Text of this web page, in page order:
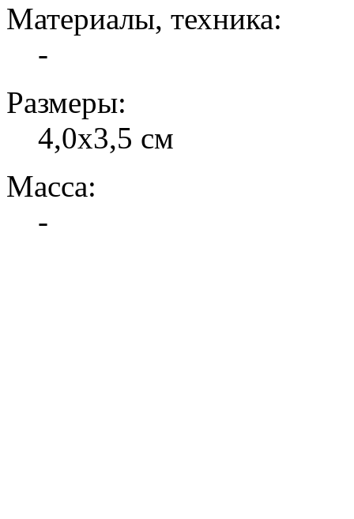
Материалы, техника:
-
Размеры:
4,0х3,5 см
Масса:
-